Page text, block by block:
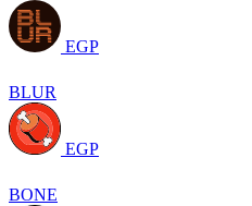
EGP
BLUR
EGP
BONE